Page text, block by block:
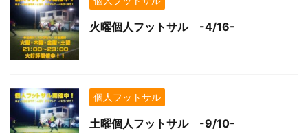
火曜個人フットサル -4/16-
個人フットサル
土曜個人フットサル -9/10-